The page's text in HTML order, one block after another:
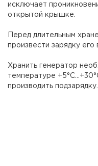
исключает
открытой крышке.
Перед длительным
произвести зарядку его
Хранить генератор
температуре
производить подзарядку.